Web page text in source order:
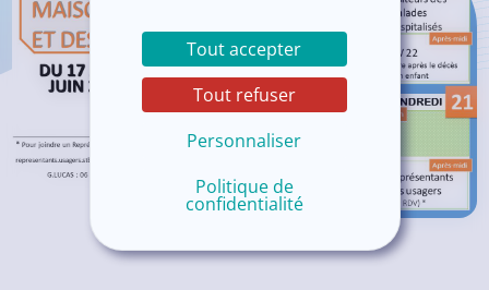
Tout accepter
Tout refuser
Personnaliser
Politique de
confidentialité